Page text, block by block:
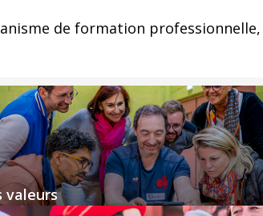
de formation professionnelle,
valeurs